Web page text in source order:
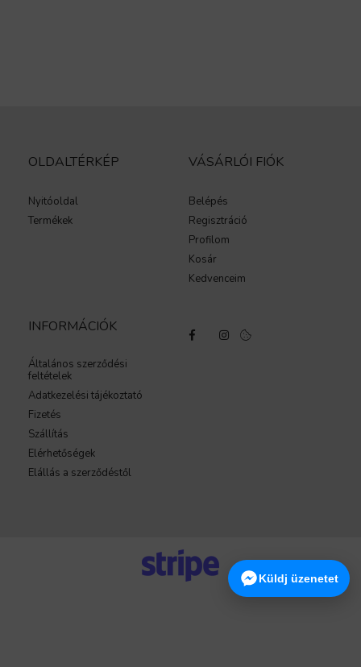
OLDALTÉRKÉP
Nyitóoldal
Termékek
VÁSÁRLÓI FIÓK
Belépés
Regisztráció
Profilom
Kosár
Kedvenceim
INFORMÁCIÓK
Általános szerződési
feltételek
Adatkezelési tájékoztató
Fizetés
Szállítás
Elérhetőségek
Elállás a szerződéstől
Küldj üzenetet